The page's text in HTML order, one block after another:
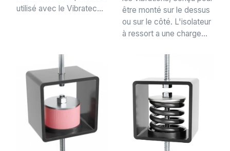
utilisé avec le Vibratec...
être monté sur le dessus
ou sur le côté. L'isolateur
à ressort a une charge...